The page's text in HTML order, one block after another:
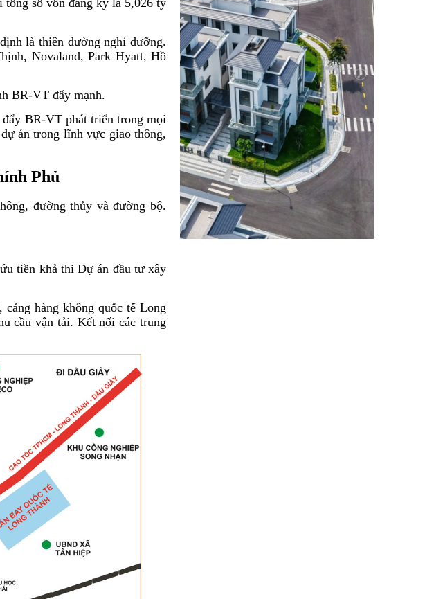
số vốn đăng ký là 5,026 tỷ
là thiên đường nghỉ dưỡng.
Novaland, Park Hyatt, Hồ
BR-VT đẩy mạnh.
BR-VT phát triển trong mọi
án trong lĩnh vực giao thông,
Phủ
đường thủy và đường bộ.
tiền khả thi Dự án đầu tư xây
hàng không quốc tế Long
cầu vận tải. Kết nối các trung